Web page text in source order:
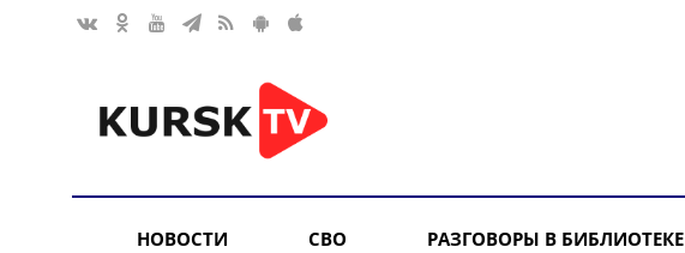
НОВОСТИ СВО РАЗГОВОРЫ В БИБЛИОТЕКЕ